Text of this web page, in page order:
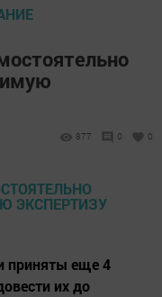
877 0 0
приняты еще 4
их до